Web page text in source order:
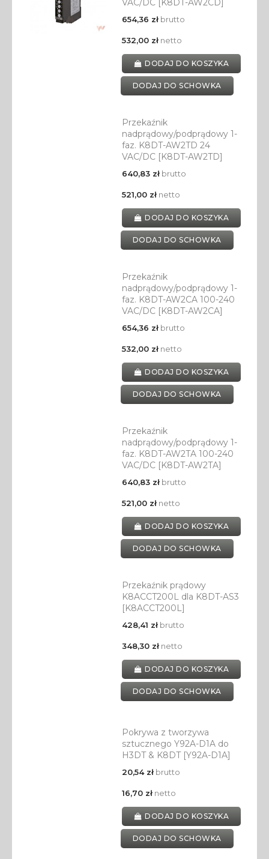
VAC/DC [K8DT-AW2CD]
654,36 złbrutto
532,00 złnetto
DODAJ DO KOSZYKA
DODAJ DO SCHOWKA
Przekaźnik
nadprądowy/podprądowy 1-
faz. K8DT-AW2TD 24
VAC/DC [K8DT-AW2TD]
640,83 złbrutto
521,00 złnetto
DODAJ DO KOSZYKA
DODAJ DO SCHOWKA
Przekaźnik
nadprądowy/podprądowy 1-
faz. K8DT-AW2CA 100-240
VAC/DC [K8DT-AW2CA]
654,36 złbrutto
532,00 złnetto
DODAJ DO KOSZYKA
DODAJ DO SCHOWKA
Przekaźnik
nadprądowy/podprądowy 1-
faz. K8DT-AW2TA 100-240
VAC/DC [K8DT-AW2TA]
640,83 złbrutto
521,00 złnetto
DODAJ DO KOSZYKA
DODAJ DO SCHOWKA
Przekaźnik prądowy
K8ACCT200L dla K8DT-AS3
[K8ACCT200L]
428,41 złbrutto
348,30 złnetto
DODAJ DO KOSZYKA
DODAJ DO SCHOWKA
Pokrywa z tworzywa
sztucznego Y92A-D1A do
H3DT & K8DT [Y92A-D1A]
20,54 złbrutto
16,70 złnetto
DODAJ DO KOSZYKA
DODAJ DO SCHOWKA